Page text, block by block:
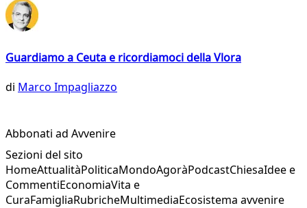
Guardiamo a Ceuta e ricordiamoci della Vlora
di Marco Impagliazzo
Abbonati ad Avvenire
Sezioni del sito
HomeAttualitàPoliticaMondoAgoràPodcastChiesaIdee e
CommentiEconomiaVita e
CuraFamigliaRubricheMultimediaEcosistema avvenire